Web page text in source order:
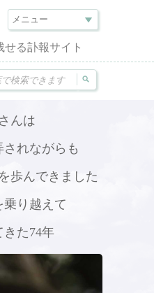
る訃報サイト
んは
れながらも
歩んできました
乗り越えて
きた74年